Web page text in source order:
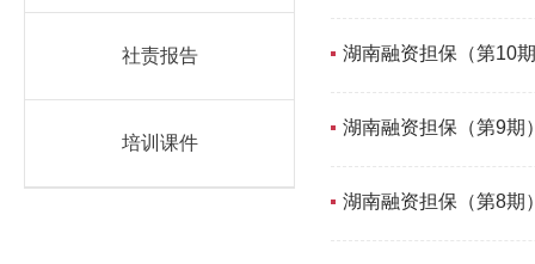
社责报告
培训课件
湖南融资担保（第10
湖南融资担保（第9期
湖南融资担保（第8期